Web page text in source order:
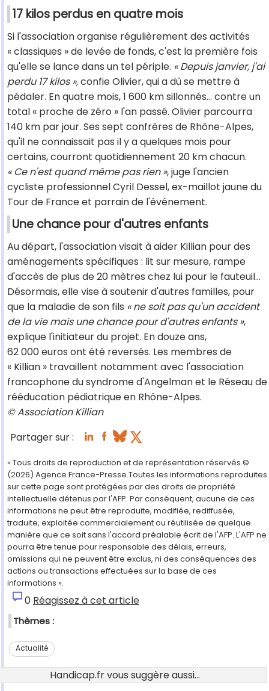
17 kilos perdus en quatre mois
Si l'association organise régulièrement des activités
« classiques » de levée de fonds, c'est la première fois
qu'elle se lance dans un tel périple. « Depuis janvier, j'ai
perdu 17 kilos »,confie Olivier, qui a dû se mettre à
pédaler. En quatre mois, 1 600 km sillonnés... contre un
total « proche de zéro » l'an passé. Olivier parcourra
140 km par jour. Ses sept confrères de Rhône-Alpes,
qu'il ne connaissait pas il y a quelques mois pour
certains, courront quotidiennement 20 km chacun.
« Ce n'est quand même pas rien », juge l'ancien
cycliste professionnel Cyril Dessel, ex-maillot jaune du
Tour de France et parrain de l'événement.
Une chance pour d'autres enfants
Au départ, l'association visait à aider Killian pour des
aménagements spécifiques : lit sur mesure, rampe
d'accès de plus de 20 mètres chez lui pour le fauteuil...
Désormais, elle vise à soutenir d'autres familles, pour
que la maladie de son fils « ne soit pas qu'un accident
de la vie mais une chance pour d'autres enfants »,
explique l'initiateur du projet. En douze ans,
62 000 euros ont été reversés. Les membres de
« Killian » travaillent notamment avec l'association
francophone du syndrome d'Angelman et le Réseau de
rééducation pédiatrique en Rhône-Alpes.
© Association Killian
Partager sur :
« Tous droits de reproduction et de représentation réservés.©
(2026) Agence France-Presse.Toutes les informations reproduites
sur cette page sont protégées par des droits de propriété
intellectuelle détenus par l'AFP. Par conséquent, aucune de ces
informations ne peut être reproduite, modifiée, rediffusée,
traduite, exploitée commercialement ou réutilisée de quelque
manière que ce soit sans l'accord préalable écrit de l'AFP. L'AFP ne
pourra être tenue pour responsable des délais, erreurs,
omissions qui ne peuvent être exclus, ni des conséquences des
actions ou transactions effectuées sur la base de ces
informations ».
0 Réagissez à cet article
Thèmes :
Actualité
Handicap.fr vous suggère aussi...